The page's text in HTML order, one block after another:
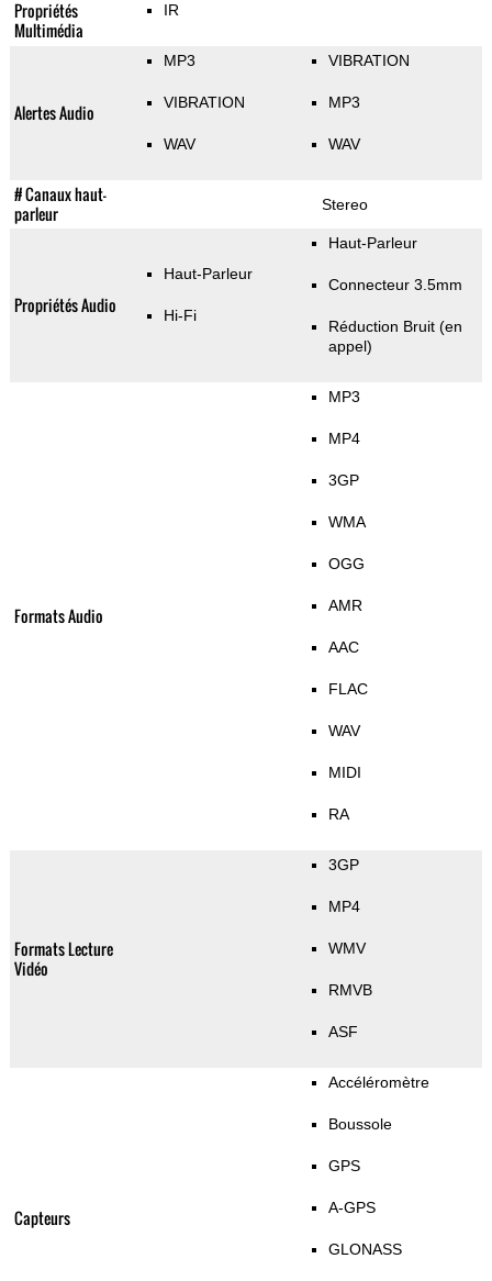
Propriétés
Multimédia
IR
Alertes Audio
MP3
VIBRATION
WAV
VIBRATION
MP3
WAV
# Canaux haut-
parleur
Stereo
Propriétés Audio
Haut-Parleur
Hi-Fi
Haut-Parleur
Connecteur 3.5mm
Réduction Bruit (en
appel)
Formats Audio
MP3
MP4
3GP
WMA
OGG
AMR
AAC
FLAC
WAV
MIDI
RA
Formats Lecture
Vidéo
3GP
MP4
WMV
RMVB
ASF
Capteurs
Accéléromètre
Boussole
GPS
A-GPS
GLONASS